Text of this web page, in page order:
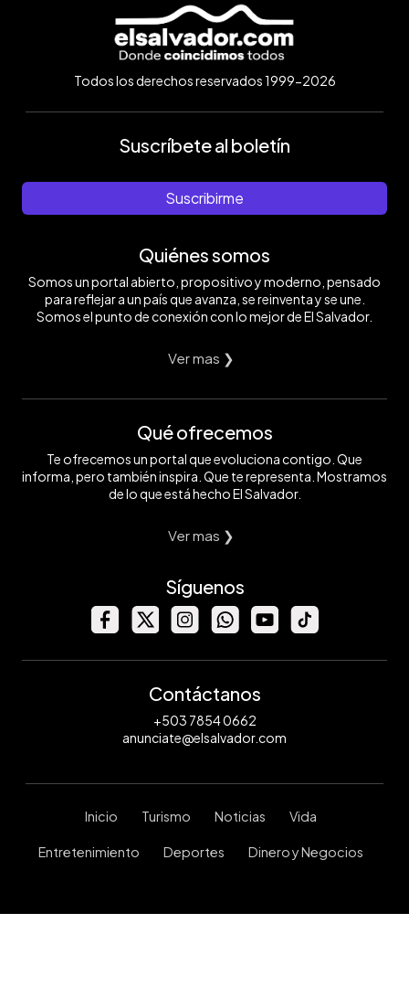
Todos los derechos reservados 1999-2026
Suscríbete al boletín
Suscribirme
Quiénes somos
Somos un portal abierto, propositivo y moderno, pensado
para reflejar a un país que avanza, se reinventa y se une.
Somos el punto de conexión con lo mejor de El Salvador.
Ver mas ❯
Qué ofrecemos
Te ofrecemos un portal que evoluciona contigo. Que
informa, pero también inspira. Que te representa. Mostramos
de lo que está hecho El Salvador.
Ver mas ❯
Síguenos
Contáctanos
+503 7854 0662
anunciate@elsalvador.com
Inicio Turismo Noticias Vida
Entretenimiento Deportes Dinero y Negocios